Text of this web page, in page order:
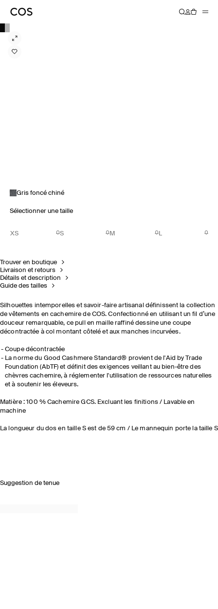
Gris foncé chiné
Sélectionner une taille
XS S M L
Trouver en boutique
Livraison et retours
Détails et description
Guide des tailles
Silhouettes intemporelles et savoir-faire artisanal définissent la collection
de vêtements en cachemire de COS. Confectionné en utilisant un fil d’une
douceur remarquable, ce pull en maille raffiné dessine une coupe
décontractée à col montant côtelé et aux manches incurvées.
Coupe décontractée
La norme du Good Cashmere Standard® provient de l'Aid by Trade
Foundation (AbTF) et définit des exigences veillant au bien-être des
chèvres cachemire, à réglementer l'utilisation de ressources naturelles
et à soutenir les éleveurs.
Matière : 100 % Cachemire GCS. Excluant les finitions / Lavable en
machine
La longueur du dos en taille S est de 59 cm / Le mannequin porte la taille S
Suggestion de tenue